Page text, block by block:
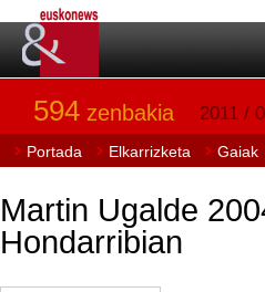
594 zenbakia 2011 /
Portada Elkarrizketa Gaiak
Martin Ugalde
Hondarribian